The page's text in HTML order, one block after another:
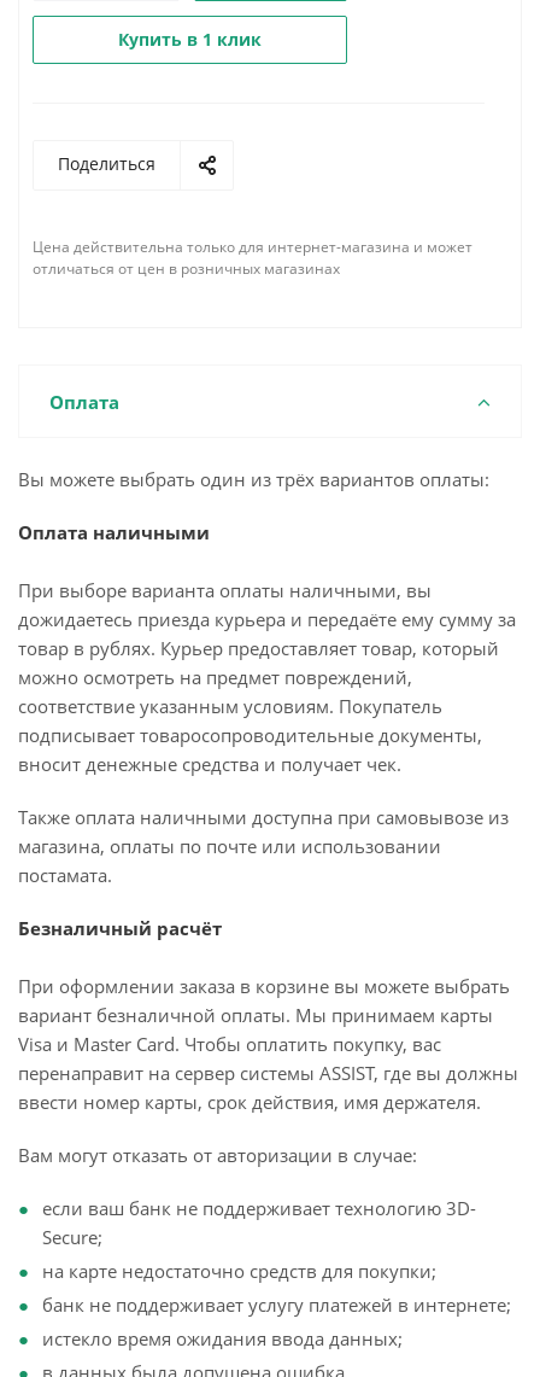
Купить в 1 клик
Поделиться
Цена действительна только для интернет-магазина и может
отличаться от цен в розничных магазинах
Оплата
Вы можете выбрать один из трёх вариантов оплаты:
Оплата наличными
При выборе варианта оплаты наличными, вы
дожидаетесь приезда курьера и передаёте ему сумму за
товар в рублях. Курьер предоставляет товар, который
можно осмотреть на предмет повреждений,
соответствие указанным условиям. Покупатель
подписывает товаросопроводительные документы,
вносит денежные средства и получает чек.
Также оплата наличными доступна при самовывозе из
магазина, оплаты по почте или использовании
постамата.
Безналичный расчёт
При оформлении заказа в корзине вы можете выбрать
вариант безналичной оплаты. Мы принимаем карты
Visa и Master Card. Чтобы оплатить покупку, вас
перенаправит на сервер системы ASSIST, где вы должны
ввести номер карты, срок действия, имя держателя.
Вам могут отказать от авторизации в случае:
если ваш банк не поддерживает технологию 3D-
Secure;
на карте недостаточно средств для покупки;
банк не поддерживает услугу платежей в интернете;
истекло время ожидания ввода данных;
в данных была допущена ошибка.